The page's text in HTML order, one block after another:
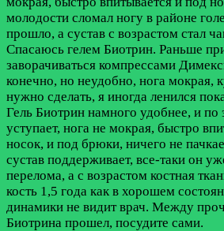
молодости сломал ногу в районе
прошло, а сустав с возрастом стал
Спасаюсь гелем Биотрин. Раньше
заворачиваться компрессами
конечно, но неудобно, нога мокрая,
нужно сделать, я иногда ленился
Гель Биотрин намного удобнее, и по
уступает, нога не мокрая, быстро
носок, и под брюки, ничего не
сустав поддерживает, все-таки он
перелома, а с возрастом костная
кость 1,5 года как в хорошем
динамики не видит врач. Между
Биотрина прошел, посудите сами.